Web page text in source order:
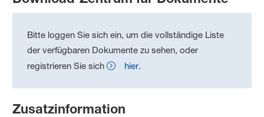
Bitte loggen Sie sich ein, um die vollständige Liste
der verfügbaren Dokumente zu sehen, oder
registrieren Sie sich
hier.
Zusatzinformation